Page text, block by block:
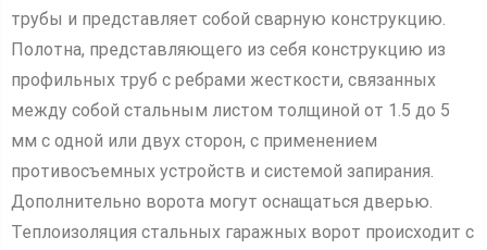
трубы и представляет собой сварную конструкцию.
Полотна, представляющего из себя конструкцию из
профильных труб с ребрами жесткости, связанных
между собой стальным листом толщиной от 1.5 до 5
мм с одной или двух сторон, с применением
противосъемных устройств и системой запирания.
Дополнительно ворота могут оснащаться дверью.
Теплоизоляция стальных гаражных ворот происходит с